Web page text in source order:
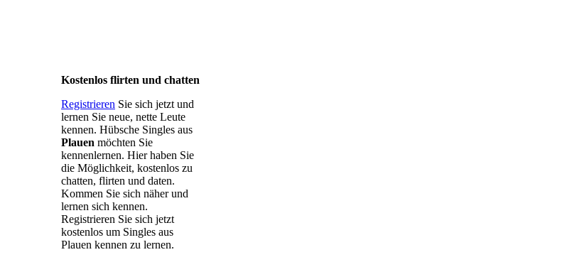
Kostenlos flirten und chatten
Registrieren Sie sich jetzt und
lernen Sie neue, nette Leute
kennen. Hübsche Singles aus
Plauen möchten Sie
kennenlernen. Hier haben Sie
die Möglichkeit, kostenlos zu
chatten, flirten und daten.
Kommen Sie sich näher und
lernen sich kennen.
Registrieren Sie sich jetzt
kostenlos um Singles aus
Plauen kennen zu lernen.